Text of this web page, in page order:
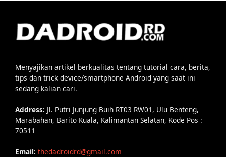
Menyajikan artikel berkualitas tentang tutorial cara, berita,
tips dan trick device/smartphone Android yang saat ini
sedang kalian cari.
Address: Jl. Putri Junjung Buih RT03 RW01, Ulu Benteng,
Marabahan, Barito Kuala, Kalimantan Selatan, Kode Pos :
70511
Email: thedadroidrd@gmail.com